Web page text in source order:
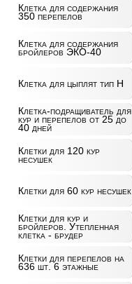
Клетка для содержания
350 перепелов
Клетка для содержания
бройлеров ЭКО-40
Клетка для цыплят тип Н
Клетка-подращиватель для
кур и перепелов от 25 до
40 дней
Клетки для 120 кур
несушек
Клетки для 60 кур несушек
Клетки для кур и
бройлеров. Утепленная
клетка - брудер
Клетки для перепелов на
636 шт. 6 этажные